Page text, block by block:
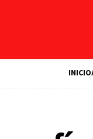
INICIO